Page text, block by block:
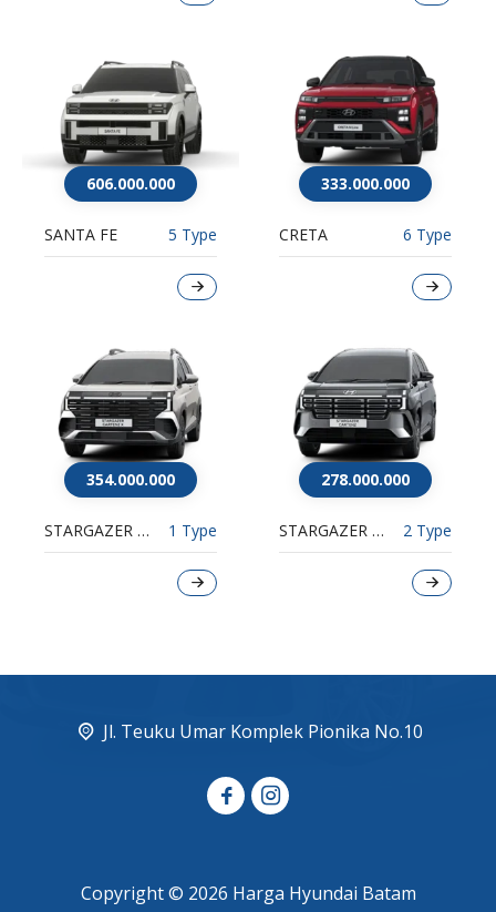
606.000.000
SANTA FE 5 Type
333.000.000
CRETA 6 Type
354.000.000
STARGAZER CARTENZ X 1 Type
278.000.000
STARGAZER CARTENZ 2 Type
Jl. Teuku Umar Komplek Pionika No.10
Copyright © 2026 Harga Hyundai Batam